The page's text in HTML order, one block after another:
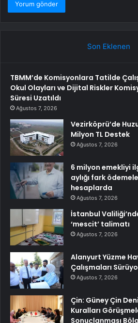
Son Eklenen
TBMM’de Komisyonlara Tatilde
Okul Olayları ve Dijital Riskler
Süresi Uzatıldı
Ağustos 7, 2026
Vezirköprü’de
Milyon TL Destek
Ağustos 7, 2026
6 milyon emekliyi
aylığı fark
hesaplarda
Ağustos 7, 2026
İstanbul
‘mescit’ talimatı
Ağustos 7, 2026
Alanyurt Yüzme
Çalışmaları
Ağustos 7, 2026
Çin: Güney Çin
Kuralları
Sonuçlanması